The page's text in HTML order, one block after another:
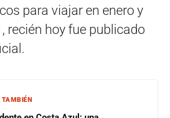
para viajar en enero y
recién hoy fue publicado